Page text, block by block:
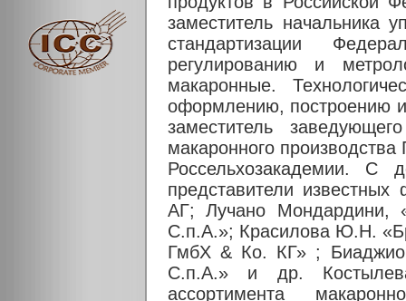
заместитель начальника
стандартизации
регулированию и
макаронные.
оформлению, построению
заместитель
макаронного
Россельхозакадемии. С
представители
АГ; Лучано Мондардини,
С.п.А.»; Красилова Ю.Н.
ГмбХ & Ко. КГ» ; Биаджио
С.п.А.» и др.
ассортимента